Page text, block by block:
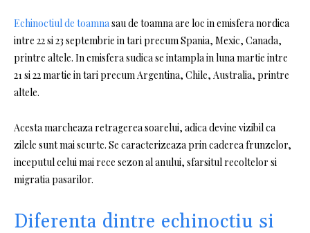
Echinoctiul de toamnasau de toamna are loc in emisfera nordica
intre 22 si 23 septembrie in tari precum Spania, Mexic, Canada,
printre altele. In emisfera sudica se intampla in luna martie intre
21 si 22 martie in tari precum Argentina, Chile, Australia, printre
altele.
Acesta marcheaza retragerea soarelui, adica devine vizibil ca
zilele sunt mai scurte. Se caracterizeaza prin caderea frunzelor,
inceputul celui mai rece sezon al anului, sfarsitul recoltelor si
migratia pasarilor.
Diferenta dintre echinoctiu si